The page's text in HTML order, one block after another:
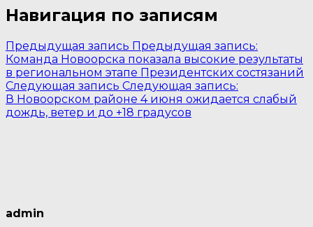
Навигация по записям
Предыдущая запись Предыдущая запись:
Команда Новоорска показала высокие результаты
в региональном этапе Президентских состязаний
Следующая запись Следующая запись:
В Новоорском районе 4 июня ожидается слабый
дождь, ветер и до +18 градусов
admin